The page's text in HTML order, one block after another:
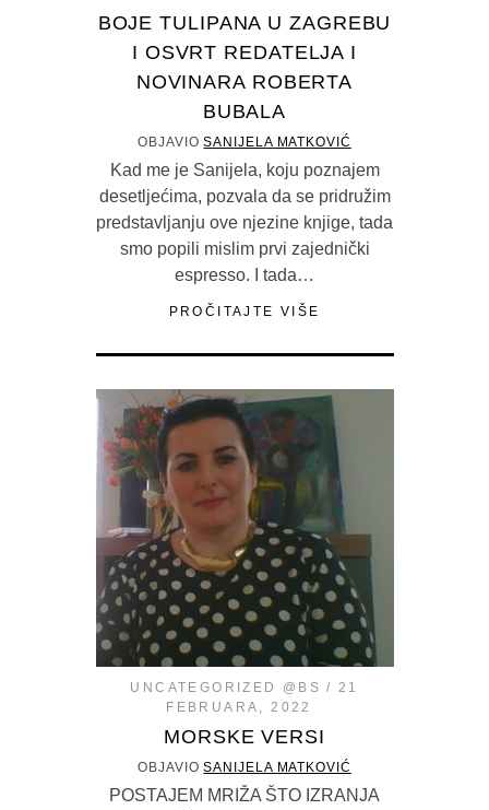
BOJE TULIPANA U ZAGREBU
I OSVRT REDATELJA I
NOVINARA ROBERTA
BUBALA
OBJAVIOSANIJELA MATKOVIĆ
Kad me je Sanijela, koju poznajem
desetljećima, pozvala da se pridružim
predstavljanju ove njezine knjige, tada
smo popili mislim prvi zajednički
espresso. I tada…
PROČITAJTE VIŠE
UNCATEGORIZED @BS
21
FEBRUARA, 2022
MORSKE VERSI
OBJAVIOSANIJELA MATKOVIĆ
POSTAJEM MRIŽA ŠTO IZRANJA